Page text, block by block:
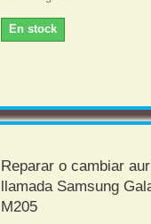
En stock
Reparar o cambiar
llamada Samsung
M205